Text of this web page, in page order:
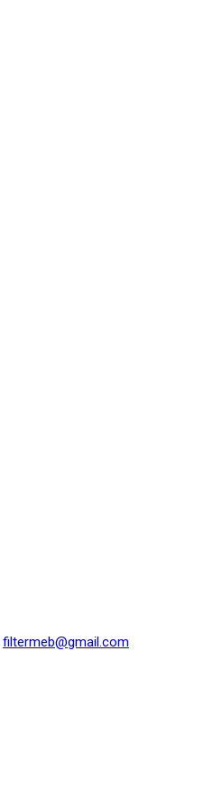
filtermeb@gmail.com